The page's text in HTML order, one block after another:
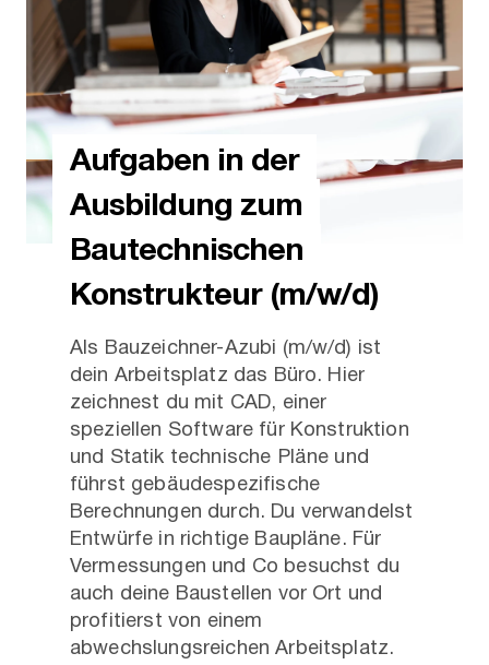
Aufgaben in der
Ausbildung zum
Bautechnischen
Konstrukteur (m/w/d)
Als Bauzeichner-Azubi (m/w/d) ist
dein Arbeitsplatz das Büro. Hier
zeichnest du mit CAD, einer
speziellen Software für Konstruktion
und Statik technische Pläne und
führst gebäudespezifische
Berechnungen durch. Du verwandelst
Entwürfe in richtige Baupläne. Für
Vermessungen und Co besuchst du
auch deine Baustellen vor Ort und
profitierst von einem
abwechslungsreichen Arbeitsplatz.